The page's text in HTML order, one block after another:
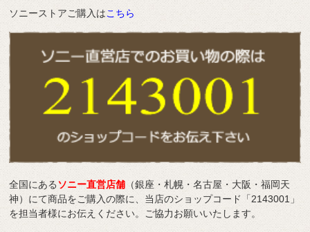
ソニーストアご購入はこちら
全国にあるソニー直営店舗 （銀座・札幌・名古屋・大阪・福岡天
神）にて商品をご購入の際に、当店のショップコード「2143001」
を担当者様にお伝えください。ご協力お願いいたします。